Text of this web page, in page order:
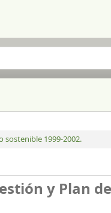
sostenible 1999-2002.
y Plan